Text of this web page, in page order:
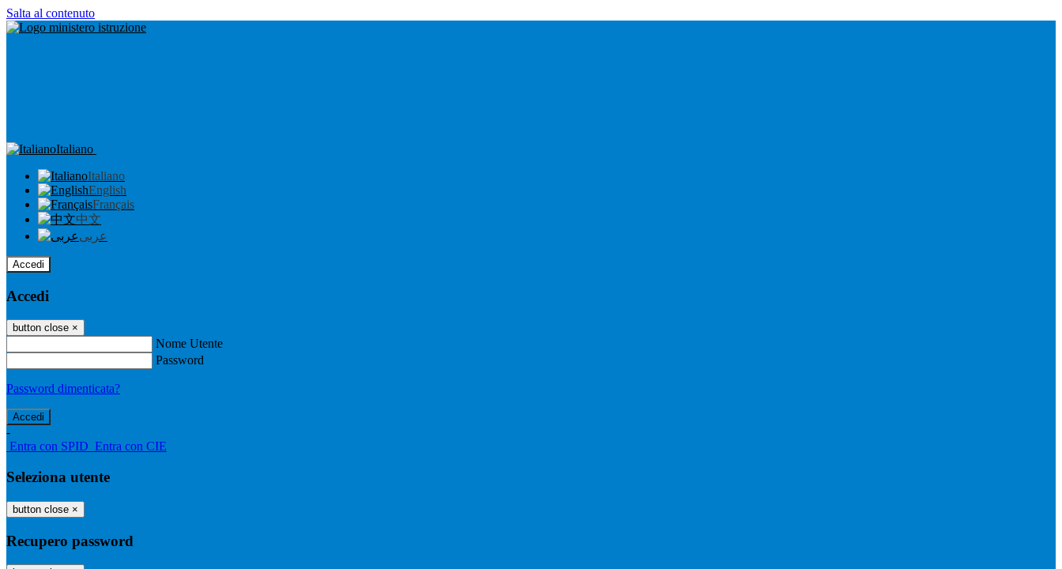
Salta al contenuto
Italiano
Italiano
English
Français
中文
عربى
Accedi
Accedi
button close ×
Nome Utente
Password
Password dimenticata?
-
Entra con SPID Entra con CIE
Seleziona utente
button close ×
Recupero password